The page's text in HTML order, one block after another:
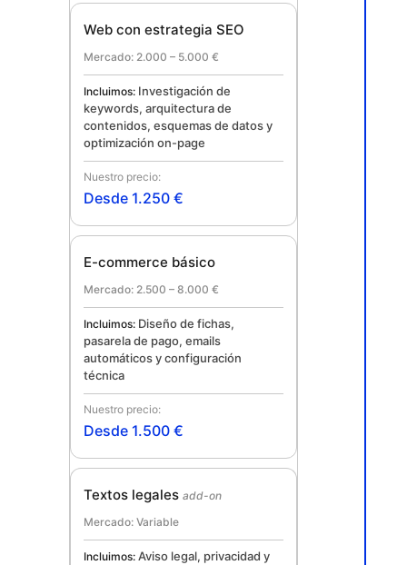
Web con estrategia SEO
2.000 – 5.000 €
Investigación de
keywords, arquitectura de
contenidos, esquemas de datos y
optimización on-page
Desde 1.250 €
E-commerce básico
2.500 – 8.000 €
Diseño de fichas,
pasarela de pago, emails
automáticos y configuración
técnica
Desde 1.500 €
Textos legalesadd-on
Variable
Aviso legal, privacidad y